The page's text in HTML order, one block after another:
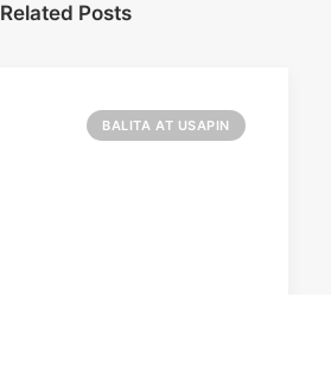
Related Posts
BALITA AT USAPIN